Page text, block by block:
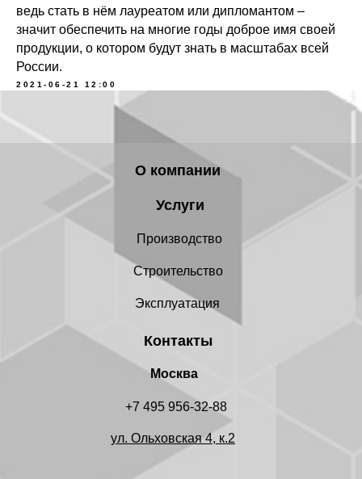
ведь стать в нём лауреатом или дипломантом –
значит обеспечить на многие годы доброе имя своей
продукции, о котором будут знать в масштабах всей
России.
2021-06-21 12:00
Москва
ул. Ольховская 4, к.2
О компании
Контакты
Услуги
Производство
+7 495 956-32-88
Посмотреть карту
Посмотреть карту
Строительство
Эксплуатация